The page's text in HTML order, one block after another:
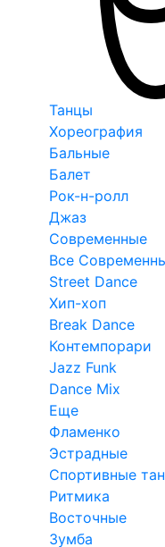
Танцы
Хореография
Бальные
Балет
Рок-н-ролл
Джаз
Современные
Все
Street Dance
Хип-хоп
Break Dance
Контемпорари
Jazz Funk
Dance Mix
Еще
Фламенко
Эстрадные
Спортивные
Ритмика
Восточные
Зумба